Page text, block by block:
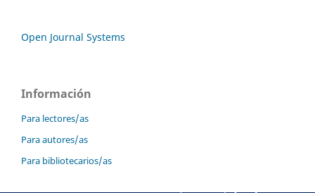
Open Journal Systems
Información
Para lectores/as
Para autores/as
Para bibliotecarios/as